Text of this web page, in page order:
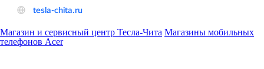
Магазин и сервисный центр Тесла-Чита Магазины мобильных
телефонов Acer